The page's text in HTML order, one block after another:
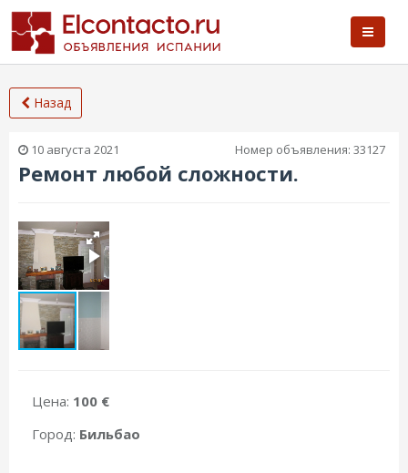
Назад
10 августа 2021 Номер объявления: 33127
Ремонт любой сложности.
Цена: 100 €
Город: Бильбао